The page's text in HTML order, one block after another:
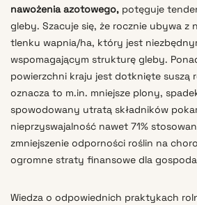
nawożenia azotowego, potęguje
gleby. Szacuje się, że rocznie ubywa z
tlenku wapnia/ha, który jest
wspomagającym strukturę gleby.
powierzchni kraju jest dotknięte suszą
oznacza to m.in. mniejsze plony,
spowodowany utratą składników
nieprzyswajalność nawet 71%
zmniejszenie odporności roślin na
ogromne straty finansowe dla
Wiedza o odpowiednich praktykach